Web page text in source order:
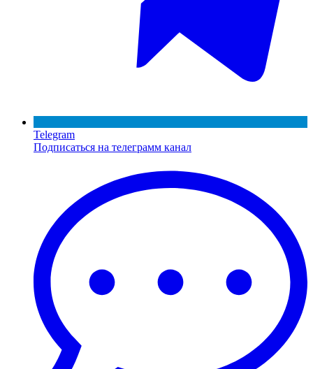
Telegram
Подписаться на телеграмм канал